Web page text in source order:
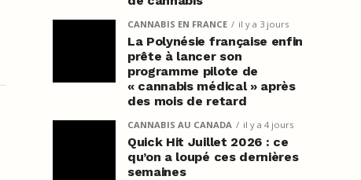
CANNABIS EN FRANCE il y a 3 jours
La Polynésie française enfin
prête à lancer son
programme pilote de
« cannabis médical » après
des mois de retard
CANNABIS AU CANADA il y a 4 jours
Quick Hit Juillet 2026 : ce
qu’on a loupé ces dernières
semaines